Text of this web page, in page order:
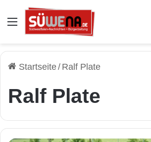
Auswahl
Startseite/ Ralf Plate
Ralf Plate